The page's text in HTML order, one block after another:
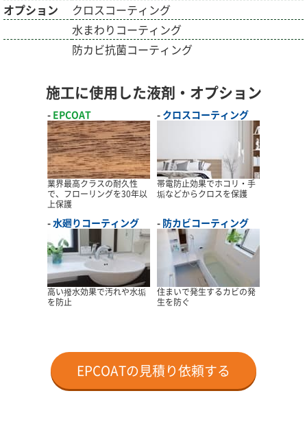
オプション
クロスコーティング
水まわりコーティング
防カビ抗菌コーティング
施工に使用した液剤・オプション
EPCOAT
業界最高クラスの耐久性
で、フローリングを30年以
上保護
クロスコーティング
帯電防止効果でホコリ・手
垢などからクロスを保護
水廻りコーティング
高い撥水効果で汚れや水垢
を防止
防カビコーティング
住まいで発生するカビの発
生を防ぐ
EPCOATの見積り依頼する